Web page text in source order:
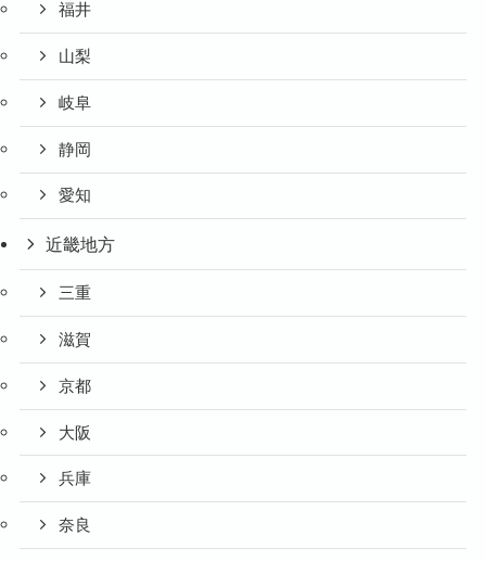
福井
山梨
岐阜
静岡
愛知
近畿地方
三重
滋賀
京都
大阪
兵庫
奈良